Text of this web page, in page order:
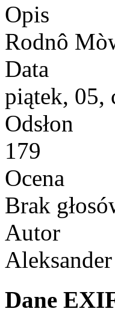
Opis
Rodnô
Data
piątek, 05,
Odsłon
179
Ocena
Brak
Autor
Dane